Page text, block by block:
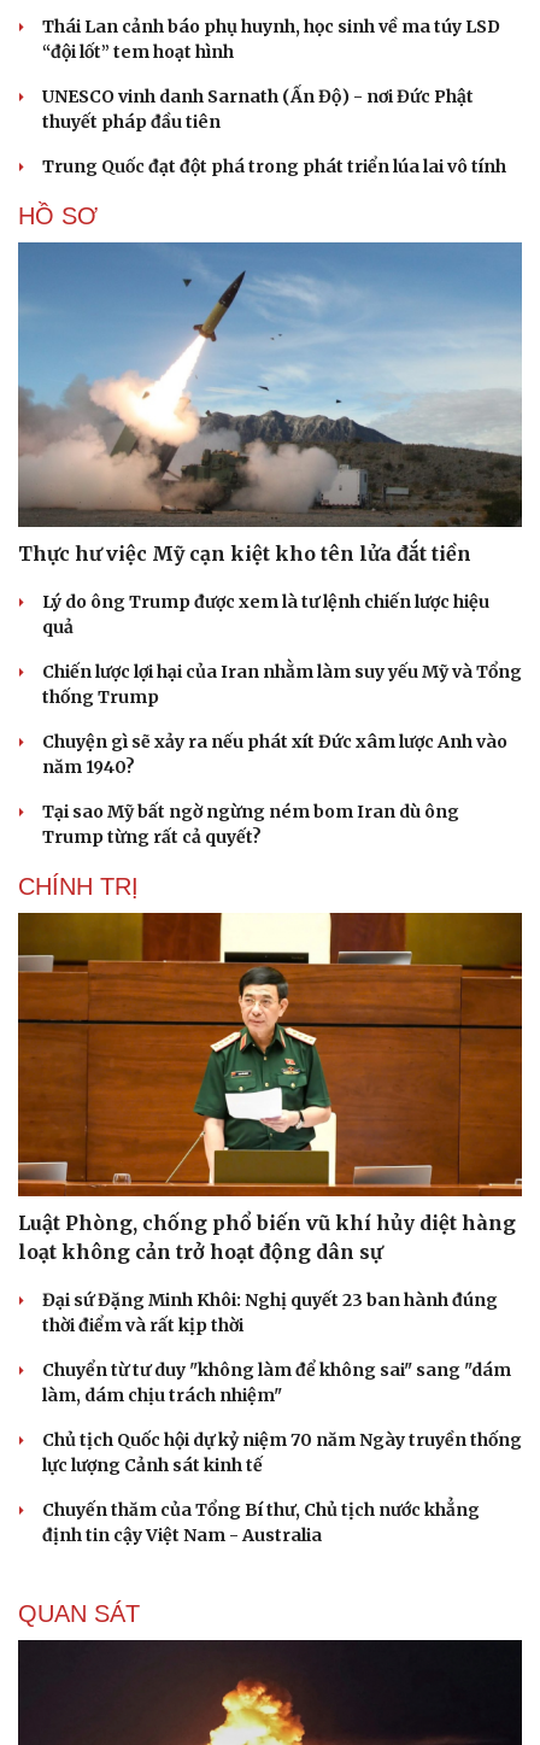
Cải chính
Thái Lan cảnh báo phụ huynh, học sinh về ma túy LSD
“đội lốt” tem hoạt hình
UNESCO vinh danh Sarnath (Ấn Độ) - nơi Đức Phật
thuyết pháp đầu tiên
Trung Quốc đạt đột phá trong phát triển lúa lai vô tính
HỒ SƠ
Thực hư việc Mỹ cạn kiệt kho tên lửa đắt tiền
Lý do ông Trump được xem là tư lệnh chiến lược hiệu
quả
Chiến lược lợi hại của Iran nhằm làm suy yếu Mỹ và Tổng
thống Trump
Chuyện gì sẽ xảy ra nếu phát xít Đức xâm lược Anh vào
năm 1940?
Tại sao Mỹ bất ngờ ngừng ném bom Iran dù ông
Trump từng rất cả quyết?
CHÍNH TRỊ
Luật Phòng, chống phổ biến vũ khí hủy diệt hàng
loạt không cản trở hoạt động dân sự
Đại sứ Đặng Minh Khôi: Nghị quyết 23 ban hành đúng
thời điểm và rất kịp thời
Chuyển từ tư duy "không làm để không sai" sang "dám
làm, dám chịu trách nhiệm"
Chủ tịch Quốc hội dự kỷ niệm 70 năm Ngày truyền thống
lực lượng Cảnh sát kinh tế
Chuyến thăm của Tổng Bí thư, Chủ tịch nước khẳng
định tin cậy Việt Nam - Australia
QUAN SÁT